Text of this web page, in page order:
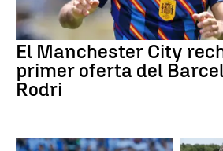
El Manchester City
primer oferta del
Rodri